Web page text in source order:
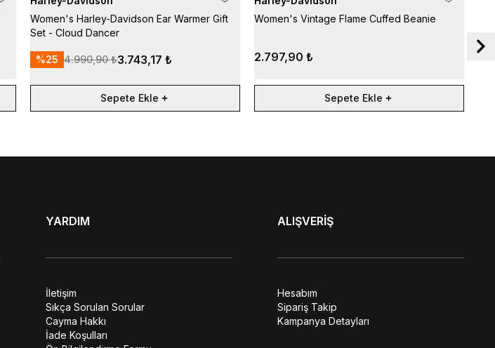
Women's Harley-Davidson Ear Warmer Gift
Set - Cloud Dancer
%25 4.990,90 ₺3.743,17 ₺
Sepete Ekle
Women's Vintage Flame Cuffed Beanie
2.797,90 ₺
Sepete Ekle
YARDIM
İletişim
Sıkça Sorulan Sorular
Cayma Hakkı
İade Koşulları
ALIŞVERİŞ
Hesabım
Sipariş Takip
Kampanya Detayları